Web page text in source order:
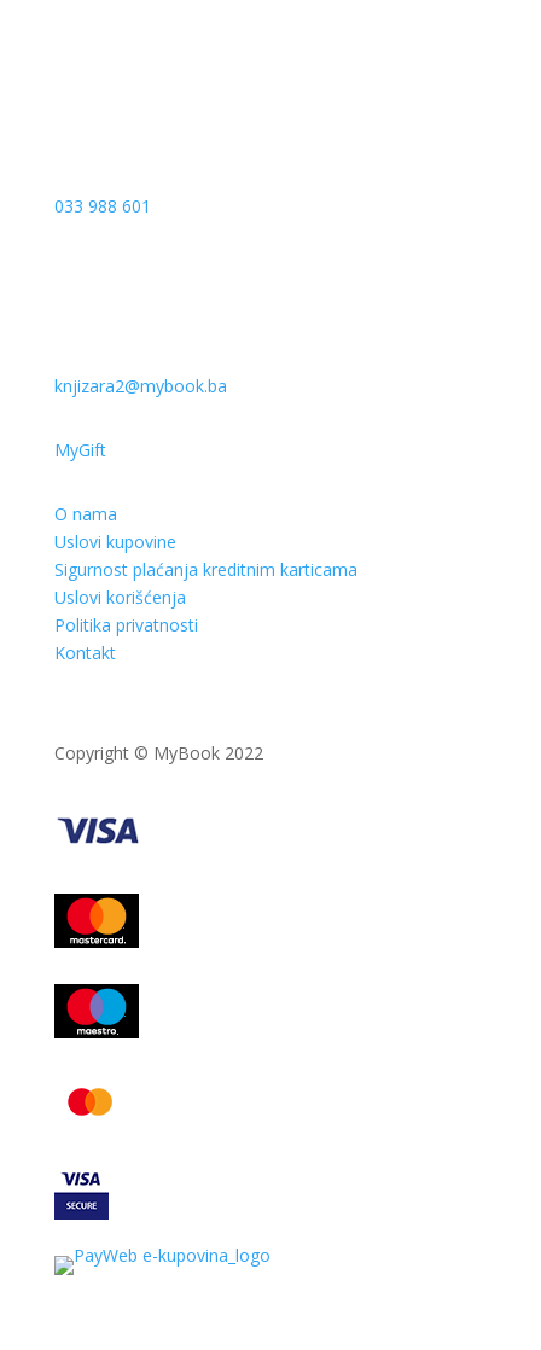
033 988 601
knjizara2@mybook.ba
MyGift
O nama
Uslovi kupovine
Sigurnost plaćanja kreditnim karticama
Uslovi korišćenja
Politika privatnosti
Kontakt
Copyright © MyBook 2022